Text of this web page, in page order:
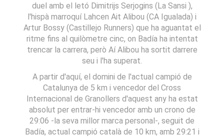
duel amb el letó Dimitrijs Serjogins (La Sansi ),
l'hispà marroquí Lahcen Ait Alibou (CA Igualada) i
Artur Bossy (Castillejo Runners) que ha aguantat el
ritme fins al quilòmetre cinc, on Badía ha intentat
trencar la carrera, però Aí Alibou ha sortit darrere
seu i l'ha superat.
A partir d'aquí, el domini de l'actual campió de
Catalunya de 5 km i vencedor del Cross
Internacional de Granollers d'aquest any ha estat
absolut per entrar-hi vencedor amb un crono de
29:06 -la seva millor marca personal-, seguit de
Badía, actual campió català de 10 km, amb 29:21 i